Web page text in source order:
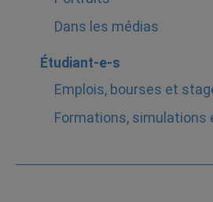
Dans les médias
Étudiant-e-s
Emplois, bourses et
Formations, simulations